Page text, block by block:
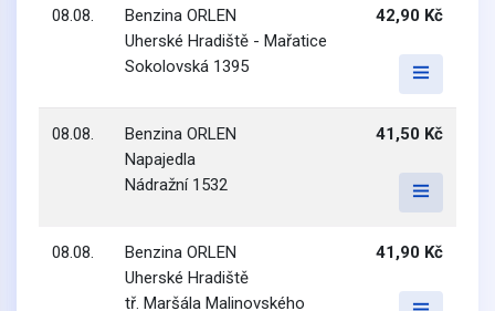
08.08.
Benzina ORLEN
Uherské Hradiště - Mařatice
Sokolovská 1395
42,90 Kč
08.08.
Benzina ORLEN
Napajedla
Nádražní 1532
41,50 Kč
08.08.
Benzina ORLEN
Uherské Hradiště
tř. Maršála Malinovského
41,90 Kč